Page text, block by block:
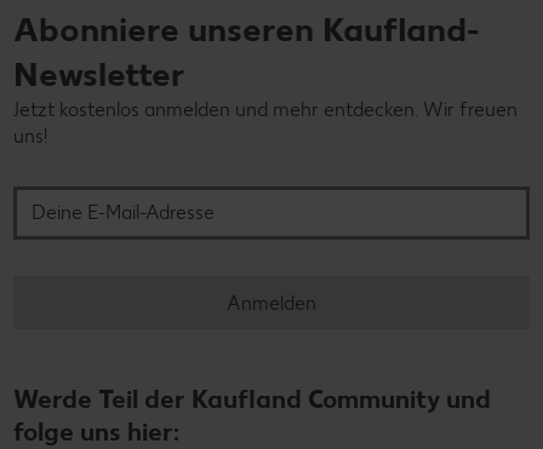
Abonniere unseren Kaufland-
Newsletter
Jetzt kostenlos anmelden und mehr entdecken. Wir freuen
uns!
Anmelden
Werde Teil der Kaufland Community und
folge uns hier: